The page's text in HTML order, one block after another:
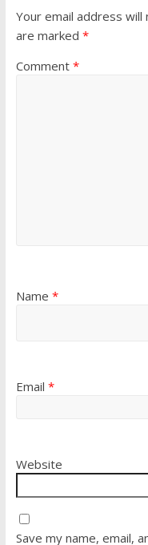
Your email address will
are marked *
Comment *
Name *
Email *
Website
Save my name, email,